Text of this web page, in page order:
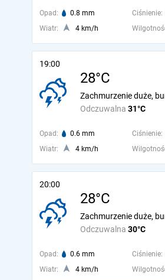
Opad: 0.8 mm Ciśnienie:
Wiatr:
4 km/h
19:00
28°C
Odczuwalna 31°C
Zachmurzenie duże,
Opad: 0.6 mm Ciśnienie:
Wiatr:
4 km/h
20:00
28°C
Odczuwalna 30°C
Zachmurzenie duże,
Opad: 0.6 mm Ciśnienie:
Wiatr:
4 km/h